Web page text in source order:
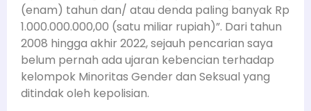
(enam) tahun dan/ atau denda paling banyak Rp
1.000.000.000,00 (satu miliar rupiah)”. Dari tahun
2008 hingga akhir 2022, sejauh pencarian saya
belum pernah ada ujaran kebencian terhadap
kelompok Minoritas Gender dan Seksual yang
ditindak oleh kepolisian.